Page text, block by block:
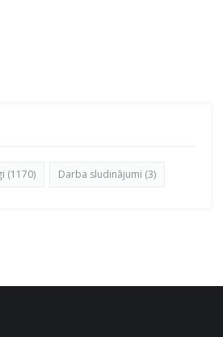
(1170) Darba sludinājumi (3)